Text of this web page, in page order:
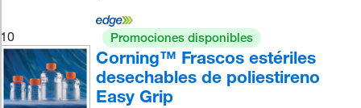
10 Promociones disponibles
Corning™ Frascos estériles
desechables de poliestireno
Easy Grip